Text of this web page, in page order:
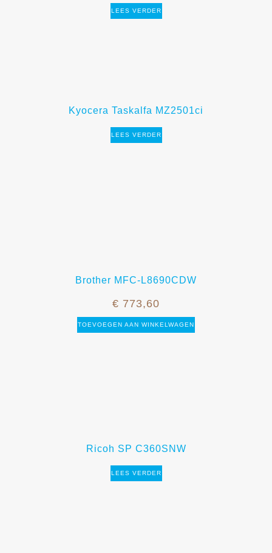
LEES VERDER
Kyocera Taskalfa MZ2501ci
LEES VERDER
Brother MFC-L8690CDW
€ 773,60
TOEVOEGEN AAN WINKELWAGEN
Ricoh SP C360SNW
LEES VERDER